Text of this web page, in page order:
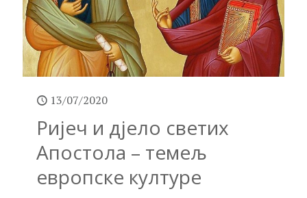
13/07/2020
Ријеч и дјело светих
Апостола – темељ
европске културе